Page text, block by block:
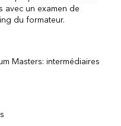
avec un examen de
du formateur.
Masters: intermédiaires